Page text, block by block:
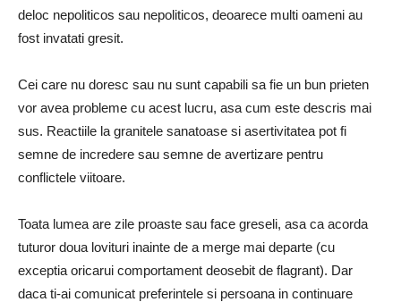
deloc nepoliticos sau nepoliticos, deoarece multi oameni au
fost invatati gresit.
Cei care nu doresc sau nu sunt capabili sa fie un bun prieten
vor avea probleme cu acest lucru, asa cum este descris mai
sus. Reactiile la granitele sanatoase si asertivitatea pot fi
semne de incredere sau semne de avertizare pentru
conflictele viitoare.
Toata lumea are zile proaste sau face greseli, asa ca acorda
tuturor doua lovituri inainte de a merge mai departe (cu
exceptia oricarui comportament deosebit de flagrant). Dar
daca ti-ai comunicat preferintele si persoana in continuare